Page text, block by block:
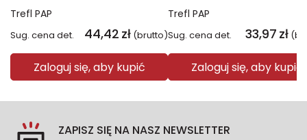
Trefl PAP
Sug. cena det. 44,42 zł (brutto)
Zaloguj się, aby kupić
Trefl PAP
Sug. cena det. 33,97 zł
Zaloguj się, aby kupić
ZAPISZ SIĘ NA NASZ NEWSLETTER